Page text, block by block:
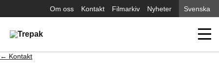
Om oss Kontakt Filmarkiv Nyheter Svenska
← Kontakt